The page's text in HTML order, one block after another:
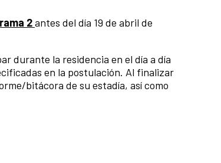
2antes del día 19 de abril de
durante la residencia en el día a día
en la postulación. Al finalizar
bitácora de su estadía, así como